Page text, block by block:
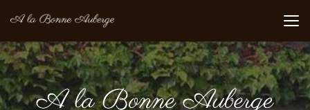
au
principal